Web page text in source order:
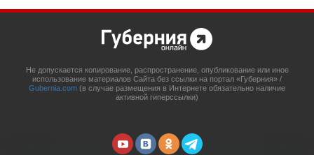
Не допускается копирование, распространение, опубликование или иное
использование материалов Сайта без ссылки на портал «Губерния» /
Gubernia.com (в случае размещения в Интернете обязательно наличие
активной гиперссылки)